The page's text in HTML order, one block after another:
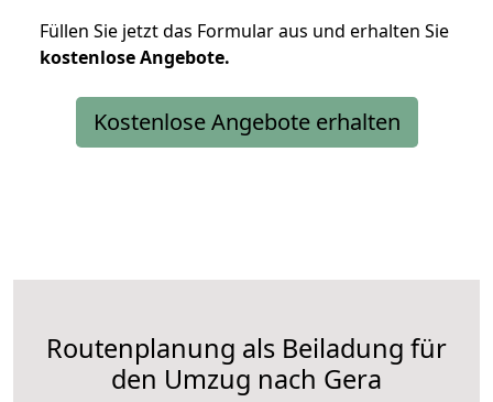
Füllen Sie jetzt das Formular aus und erhalten Sie
kostenloseAngebote.
Kostenlose Angebote erhalten
Routenplanung als Beiladung für
den Umzug nach Gera